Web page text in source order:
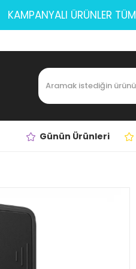
KAMPANYALI ÜRÜNLER
Günün Ürünleri